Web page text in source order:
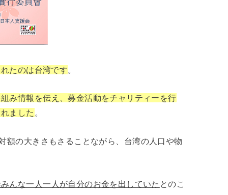
たのは台湾です。
み情報を伝え、募金活動をチャリティーを行
ました 。
額の大きさもさることながら、台湾の人口や物
んな一人一人が自分のお金を出していた とのこ